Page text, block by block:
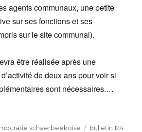
agents communaux, une petite
sur ses fonctions et ses
sur le site communal).
être réalisée après une
de deux ans pour voir si
sont nécessaires.…
schaerbeekoise Catégories
bulletin 124